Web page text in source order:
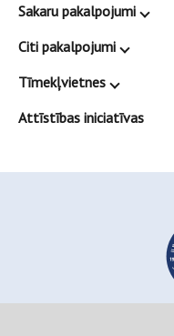
Sakaru pakalpojumi
Citi pakalpojumi
Tīmekļvietnes
Attīstības iniciatīvas